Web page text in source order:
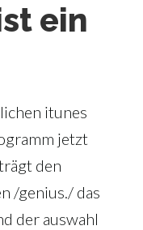
ein
itunes
jetzt
den
/genius./ das
der auswahl